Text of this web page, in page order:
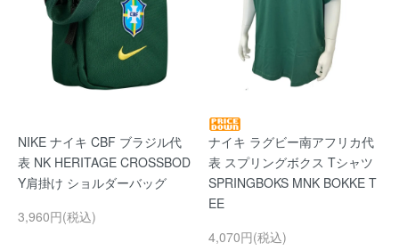
NIKE ナイキ CBF ブラジル代
表 NK HERITAGE CROSSBOD
Y肩掛け ショルダーバッグ
3,960円(税込)
ナイキ ラグビー南アフリカ代
表 スプリングボクス Tシャツ
SPRINGBOKS MNK BOKKE T
EE
4,070円(税込)